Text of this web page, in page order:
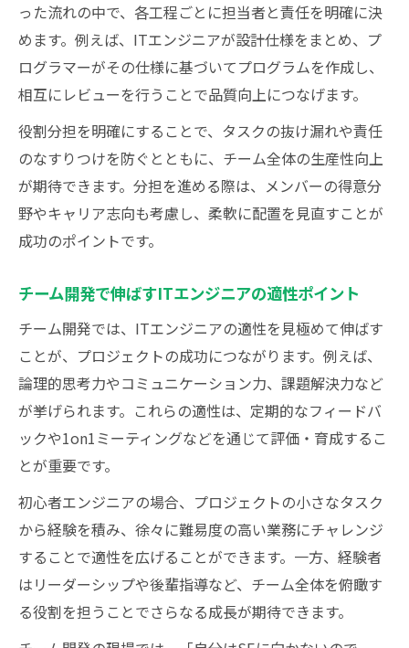
った流れの中で、各工程ごとに担当者と責任を明確に決
めます。例えば、ITエンジニアが設計仕様をまとめ、プ
ログラマーがその仕様に基づいてプログラムを作成し、
相互にレビューを行うことで品質向上につなげます。
役割分担を明確にすることで、タスクの抜け漏れや責任
のなすりつけを防ぐとともに、チーム全体の生産性向上
が期待できます。分担を進める際は、メンバーの得意分
野やキャリア志向も考慮し、柔軟に配置を見直すことが
成功のポイントです。
チーム開発で伸ばすITエンジニアの適性ポイント
チーム開発では、ITエンジニアの適性を見極めて伸ばす
ことが、プロジェクトの成功につながります。例えば、
論理的思考力やコミュニケーション力、課題解決力など
が挙げられます。これらの適性は、定期的なフィードバ
ックや1on1ミーティングなどを通じて評価・育成するこ
とが重要です。
初心者エンジニアの場合、プロジェクトの小さなタスク
から経験を積み、徐々に難易度の高い業務にチャレンジ
することで適性を広げることができます。一方、経験者
はリーダーシップや後輩指導など、チーム全体を俯瞰す
る役割を担うことでさらなる成長が期待できます。